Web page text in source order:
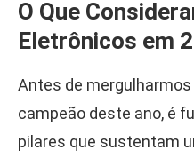
O Que
Eletrônicos em
Antes de
campeão deste ano, é
pilares que sustentam